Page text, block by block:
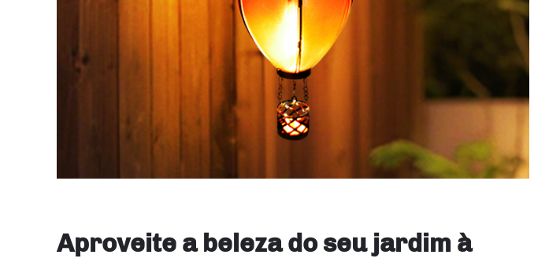
Aproveite a beleza do seu jardim à